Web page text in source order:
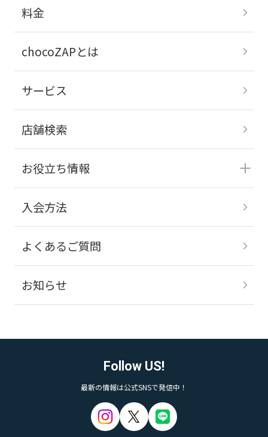
料金
chocoZAPとは
サービス
店舗検索
お役立ち情報
入会方法
よくあるご質問
お知らせ
Follow US!
最新の情報は公式SNSで発信中！